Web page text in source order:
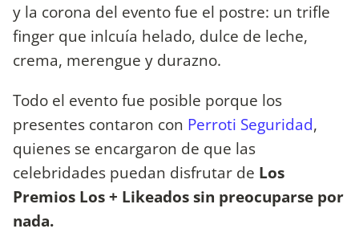
y la corona del evento fue el postre: un trifle
finger que inlcuía helado, dulce de leche,
crema, merengue y durazno.
Todo el evento fue posible porque los
presentes contaron con Perroti Seguridad,
quienes se encargaron de que las
celebridades puedan disfrutar de Los
Premios Los + Likeados sin preocuparse por
nada.